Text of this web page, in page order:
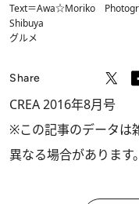
Text＝Awa☆Moriko
Shibuya
グルメ
Share
CREA 2016年8月号
※この記事のデータは
異なる場合があります。